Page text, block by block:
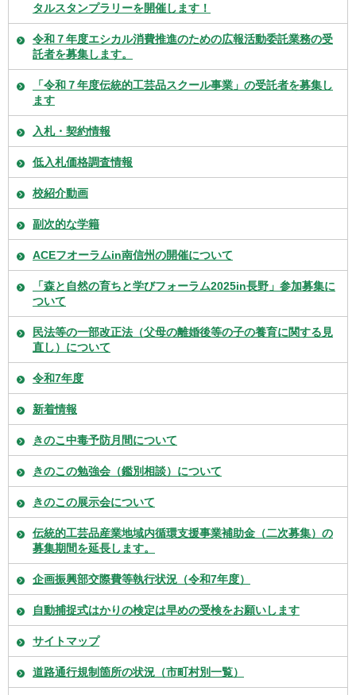
タルスタンプラリーを開催します！
令和７年度エシカル消費推進のための広報活動委託業務の受
託者を募集します。
「令和７年度伝統的工芸品スクール事業」の受託者を募集し
ます
入札・契約情報
低入札価格調査情報
校紹介動画
副次的な学籍
ACEフオーラムin南信州の開催について
「森と自然の育ちと学びフォーラム2025in長野」参加募集に
ついて
民法等の一部改正法（父母の離婚後等の子の養育に関する見
直し）について
令和7年度
新着情報
きのこ中毒予防月間について
きのこの勉強会（鑑別相談）について
きのこの展示会について
伝統的工芸品産業地域内循環支援事業補助金（二次募集）の
募集期間を延長します。
企画振興部交際費等執行状況（令和7年度）
自動捕捉式はかりの検定は早めの受検をお願いします
サイトマップ
道路通行規制箇所の状況（市町村別一覧）